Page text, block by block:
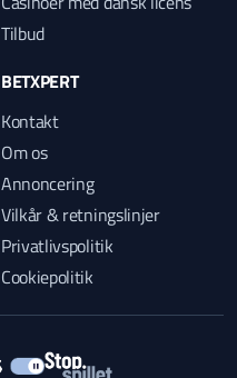
Tilbud
BETXPERT
Kontakt
Om os
Annoncering
Vilkår & retningslinjer
Privatlivspolitik
Cookiepolitik